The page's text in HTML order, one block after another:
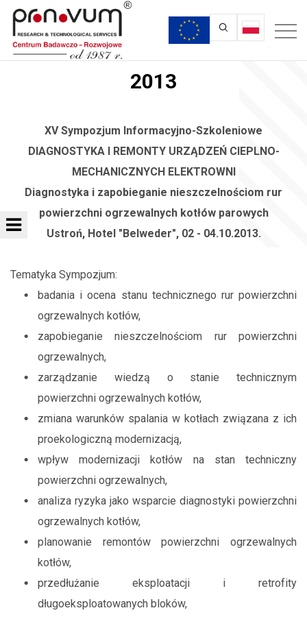
2013
XV Sympozjum Informacyjno-Szkoleniowe
DIAGNOSTYKA I REMONTY URZĄDZEŃ CIEPLNO-
MECHANICZNYCH ELEKTROWNI
Diagnostyka i zapobieganie nieszczelnościom rur
powierzchni ogrzewalnych kotłów parowych
Ustroń, Hotel "Belweder", 02 - 04.10.2013.
Tematyka Sympozjum:
badania i ocena stanu technicznego rur powierzchni
ogrzewalnych kotłów,
zapobieganie nieszczelnościom rur powierzchni
ogrzewalnych,
zarządzanie wiedzą o stanie technicznym
powierzchni ogrzewalnych kotłów,
zmiana warunków spalania w kotłach związana z ich
proekologiczną modernizacją,
wpływ modernizacji kotłów na stan techniczny
powierzchni ogrzewalnych,
analiza ryzyka jako wsparcie diagnostyki powierzchni
ogrzewalnych kotłów,
planowanie remontów powierzchni ogrzewalnych
kotłów,
przedłużanie eksploatacji i retrofity
długoeksploatowanych bloków,